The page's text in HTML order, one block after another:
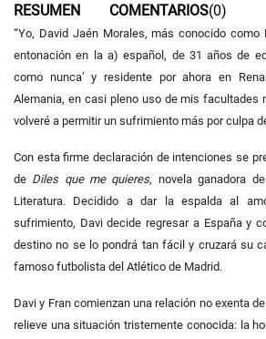
RESUMEN COMENTARIOS(0)
“Yo, David Jaén Morales, más conocido
entonación en la a) español, de 31 años de
como nunca’ y residente por ahora en
Alemania, en casi pleno uso de mis facultades
volveré a permitir un sufrimiento más por culpa
Con esta firme declaración de intenciones se
de Diles que me quieres, novela ganadora
Literatura. Decidido a dar la espaldaal
sufrimiento, Davi decide regresar a España y
destino no se lo pondrá tan fácil y cruzará su
famoso futbolista del Atlético de Madrid.
Davi y Fran comienzan una relación no exenta
relieve una situación tristemente conocida: la